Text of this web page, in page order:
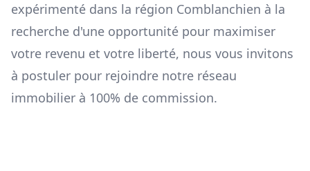
expérimenté dans la région Comblanchien à la
recherche d'une opportunité pour maximiser
votre revenu et votre liberté, nous vous invitons
à postuler pour rejoindre notre réseau
immobilier à 100% de commission.